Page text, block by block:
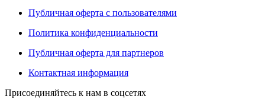
Публичная оферта с пользователями
Политика конфиденциальности
Публичная оферта для партнеров
Контактная информация
Присоединяйтесь к нам в соцсетях